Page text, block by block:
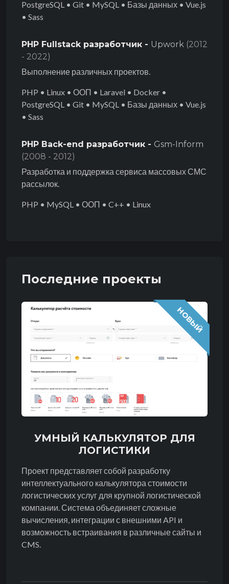
PostgreSQL • Git • MySQL • Базы данных • Vue.js
• Sass
PHP Fullstack разработчик - Upwork (2012
- 2022)
Выполнение различных проектов.
PHP • Linux • ООП • Laravel • Docker •
PostgreSQL • Git • MySQL • Базы данных • Vue.js
• Sass
PHP Back-end разработчик - Gsm-Inform
(2008 - 2012)
Разработка и поддержка сервиса массовых СМС
рассылок.
PHP • MySQL • ООП • C++ • Linux
Последние проекты
НОВЫЙ
УМНЫЙ КАЛЬКУЛЯТОР ДЛЯ
ЛОГИСТИКИ
Проект представляет собой разработку
интеллектуального калькулятора стоимости
логистических услуг для крупной логистической
компании. Система объединяет сложные
вычисления, интеграции с внешними API и
возможность встраивания в различные сайты и
CMS.